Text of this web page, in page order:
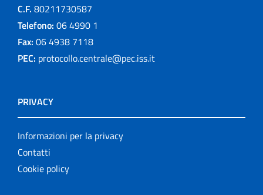
C.F. 80211730587
Telefono: 06 4990 1
Fax: 06 4938 7118
PEC: protocollo.centrale@pec.iss.it
PRIVACY
Informazioni per la privacy
Contatti
Cookie policy